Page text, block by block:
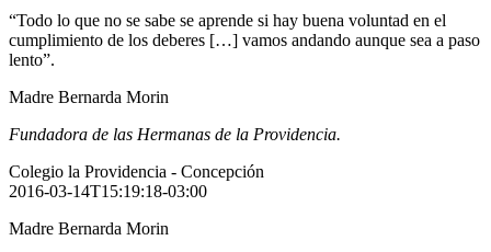
“Todo lo que no se sabe se aprende si hay buena voluntad en el
cumplimiento de los deberes […] vamos andando aunque sea a paso
lento”.
Madre Bernarda Morin
Fundadora de las Hermanas de la Providencia.
Colegio la Providencia - Concepción
2016-03-14T15:19:18-03:00
Madre Bernarda Morin